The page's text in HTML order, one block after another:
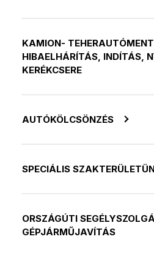
KAMION-
HIBAELHÁRÍTÁS, INDÍTÁS,
KERÉKCSERE
AUTÓKÖLCSÖNZÉS
SPECIÁLIS
ORSZÁGÚTI
GÉPJÁRMŰJAVÍTÁS